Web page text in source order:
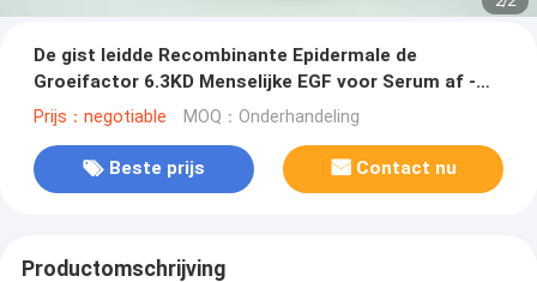
De gist leidde Recombinante Epidermale de
Groeifactor 6.3KD Menselijke EGF voor Serum af -
Vrij Middel
Prijs：negotiable MOQ：Onderhandeling
Beste prijs Contact nu
Productomschrijving